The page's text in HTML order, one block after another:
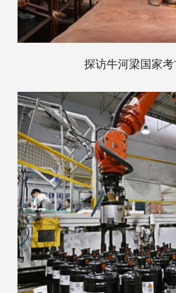
探访牛河梁国家考